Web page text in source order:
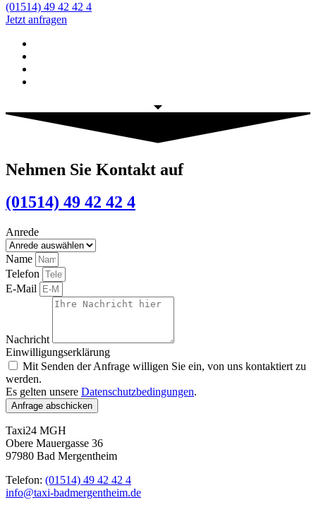
(01514) 49 42 42 4
Jetzt anfragen
Nehmen Sie Kontakt auf
(01514) 49 42 42 4
Anrede
Name
Telefon
E-Mail
Nachricht
Einwilligungserklärung
Mit Senden der Anfrage willigen Sie ein, von uns kontaktiert zu
werden.
Es gelten unsere Datenschutzbedingungen.
Anfrage abschicken
Taxi24 MGH
Obere Mauergasse 36
97980 Bad Mergentheim
Telefon: (01514) 49 42 42 4
info@taxi-badmergentheim.de